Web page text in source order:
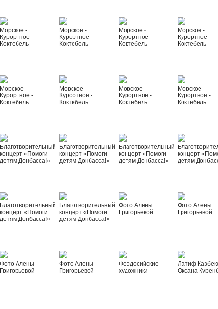
Морское -
Курортное -
Коктебель
Морское -
Курортное -
Коктебель
Морское -
Курортное -
Коктебель
Морское -
Курортное -
Коктебель
Морское -
Курортное -
Коктебель
Морское -
Курортное -
Коктебель
Морское -
Курортное -
Коктебель
Морское -
Курортное -
Коктебель
Благотворительный
концерт «Помоги
детям Донбасса!»
Благотворительный
концерт «Помоги
детям Донбасса!»
Благотворительный
концерт «Помоги
детям Донбасса!»
концерт
детям
Благотворительный
концерт «Помоги
детям Донбасса!»
Благотворительный
концерт «Помоги
детям Донбасса!»
Фото Алены
Григорьевой
Фото Алены
Григорьевой
Фото Алены
Григорьевой
Фото Алены
Григорьевой
Феодосийские
художники
Латиф
Оксана